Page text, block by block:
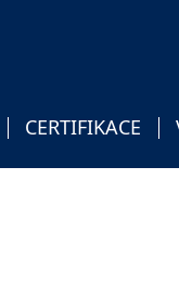
CERTIFIKACE